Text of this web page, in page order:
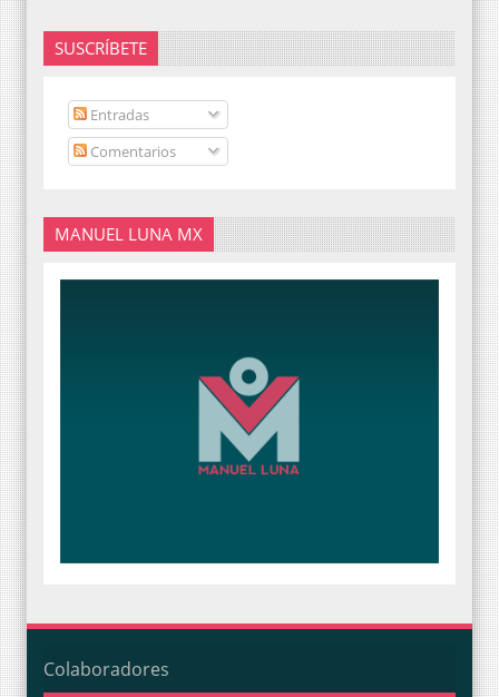
SUSCRÍBETE
Entradas
Comentarios
MANUEL LUNA MX
Colaboradores